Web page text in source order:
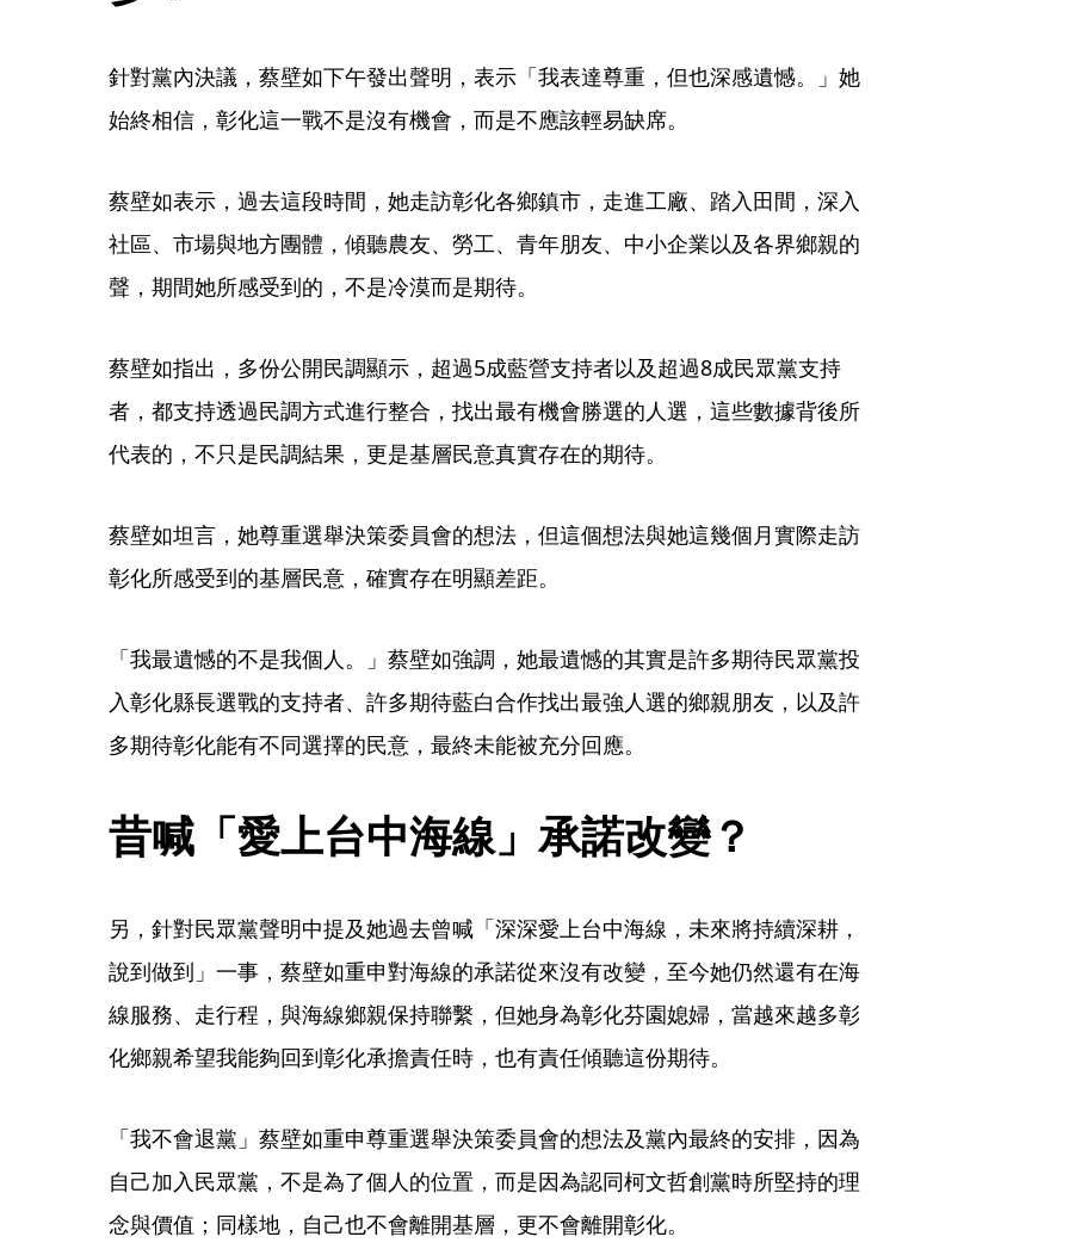
針對黨內決議，蔡壁如下午發出聲明，表示「我表達尊重，但也深感遺憾。」她
始終相信，彰化這一戰不是沒有機會，而是不應該輕易缺席。
蔡壁如表示，過去這段時間，她走訪彰化各鄉鎮市，走進工廠、踏入田間，深入
社區、市場與地方團體，傾聽農友、勞工、青年朋友、中小企業以及各界鄉親的
聲，期間她所感受到的，不是冷漠而是期待。
蔡壁如指出，多份公開民調顯示，超過5成藍營支持者以及超過8成民眾黨支持
者，都支持透過民調方式進行整合，找出最有機會勝選的人選，這些數據背後所
代表的，不只是民調結果，更是基層民意真實存在的期待。
蔡壁如坦言，她尊重選舉決策委員會的想法，但這個想法與她這幾個月實際走訪
彰化所感受到的基層民意，確實存在明顯差距。
「我最遺憾的不是我個人。」蔡壁如強調，她最遺憾的其實是許多期待民眾黨投
入彰化縣長選戰的支持者、許多期待藍白合作找出最強人選的鄉親朋友，以及許
多期待彰化能有不同選擇的民意，最終未能被充分回應。
昔喊「愛上台中海線」承諾改變？
另，針對民眾黨聲明中提及她過去曾喊「深深愛上台中海線，未來將持續深耕，
說到做到」一事，蔡壁如重申對海線的承諾從來沒有改變，至今她仍然還有在海
線服務、走行程，與海線鄉親保持聯繫，但她身為彰化芬園媳婦，當越來越多彰
化鄉親希望我能夠回到彰化承擔責任時，也有責任傾聽這份期待。
「我不會退黨」蔡壁如重申尊重選舉決策委員會的想法及黨內最終的安排，因為
自己加入民眾黨，不是為了個人的位置，而是因為認同柯文哲創黨時所堅持的理
念與價值；同樣地，自己也不會離開基層，更不會離開彰化。